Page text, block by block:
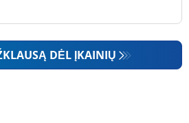
DĖL ĮKAINIŲ